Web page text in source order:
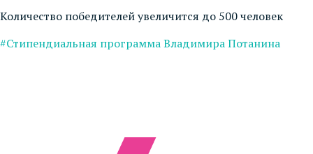
Количество победителей увеличится до 500 человек
#Стипендиальная программа Владимира Потанина